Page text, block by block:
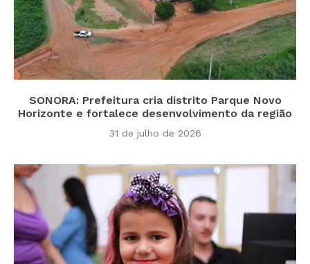
SONORA: Prefeitura cria distrito Parque Novo
Horizonte e fortalece desenvolvimento da região
31 de julho de 2026